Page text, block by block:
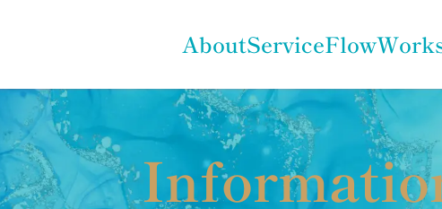
AboutServiceFlow